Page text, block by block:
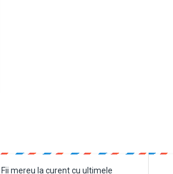
Fii mereu la curent cu ultimele